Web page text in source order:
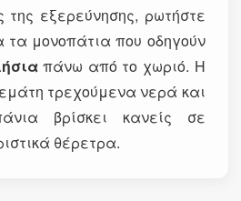
της εξερεύνησης, ρωτήστε
τα μονοπάτια που οδηγούν
πάνω από το χωριό. Η
τρεχούμενα νερά και
βρίσκει κανείς σε
θέρετρα.